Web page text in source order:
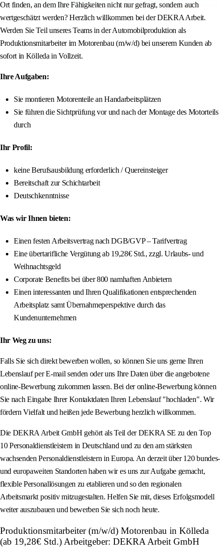
Ort finden, an dem Ihre Fähigkeiten nicht nur gefragt, sondern auch
wertgeschätzt werden? Herzlich willkommen bei der DEKRA Arbeit.
Werden Sie Teil unseres Teams in der Automobilproduktion als
Produktionsmitarbeiter im Motorenbau (m/w/d) bei unserem Kunden ab
sofort in Kölleda in Vollzeit.
Ihre Aufgaben:
Sie montieren Motorenteile an Handarbeitsplätzen
Sie führen die Sichtprüfung vor und nach der Montage des Motorteils
durch
Ihr Profil:
keine Berufsausbildung erforderlich / Quereinsteiger
Bereitschaft zur Schichtarbeit
Deutschkenntnisse
Was wir Ihnen bieten:
Einen festen Arbeitsvertrag nach DGB/GVP – Tarifvertrag
Eine übertarifliche Vergütung ab 19,28€ Std., zzgl. Urlaubs- und
Weihnachtsgeld
Corporate Benefits bei über 800 namhaften Anbietern
Einen interessanten und Ihren Qualifikationen entsprechenden
Arbeitsplatz samt Übernahmeperspektive durch das
Kundenunternehmen
Ihr Weg zu uns:
Falls Sie sich direkt bewerben wollen, so können Sie uns gerne Ihren
Lebenslauf per E-mail senden oder uns Ihre Daten über die angebotene
online-Bewerbung zukommen lassen. Bei der online-Bewerbung können
Sie nach Eingabe Ihrer Kontaktdaten Ihren Lebenslauf "hochladen". Wir
fördern Vielfalt und heißen jede Bewerbung herzlich willkommen.
Die DEKRA Arbeit GmbH gehört als Teil der DEKRA SE zu den Top
10 Personaldienstleistern in Deutschland und zu den am stärksten
wachsenden Personaldienstleistern in Europa. An derzeit über 120 bundes-
und europaweiten Standorten haben wir es uns zur Aufgabe gemacht,
flexible Personallösungen zu etablieren und so den regionalen
Arbeitsmarkt positiv mitzugestalten. Helfen Sie mit, dieses Erfolgsmodell
weiter auszubauen und bewerben Sie sich noch heute.
Produktionsmitarbeiter (m/w/d) Motorenbau in Kölleda
(ab 19,28€ Std.) Arbeitgeber: DEKRA Arbeit GmbH